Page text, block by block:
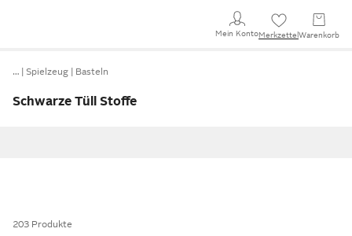
Mein KontoMerkzettel Warenkorb
… Spielzeug Basteln
Schwarze Tüll Stoffe
203 Produkte